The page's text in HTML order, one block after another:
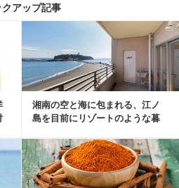
クアップ記事
湘南の空と海に包まれる、江ノ
島を目前にリゾートのような暮